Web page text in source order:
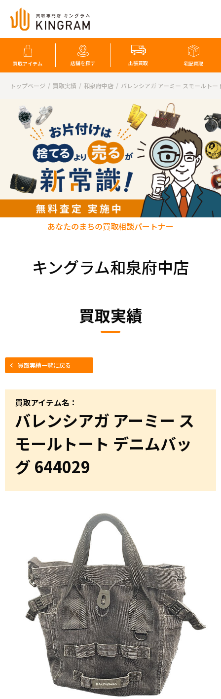
買取アイテム 店舗を探す 出張買取 宅配買取
トップページ 買取実績 和泉府中店 バレンシアガ アーミー スモールト
キングラム和泉府中店
あなたのまちの買取相談パートナー
買取実績
買取実績一覧に戻る
買取アイテム名：
バレンシアガ アーミー ス
モールトート デニムバッ
グ 644029